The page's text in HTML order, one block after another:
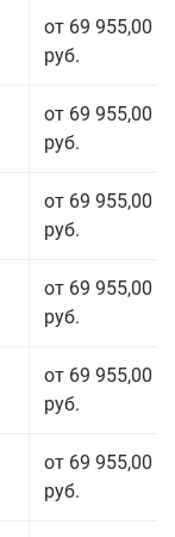
от 69 955,00
руб.
от 69 955,00
руб.
от 69 955,00
руб.
от 69 955,00
руб.
от 69 955,00
руб.
от 69 955,00
руб.